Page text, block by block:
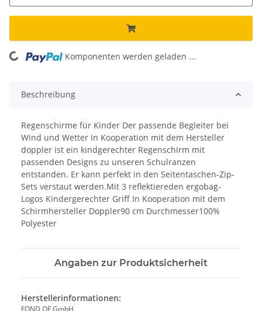
Loading... Komponenten werden geladen ...
Beschreibung
Regenschirme für Kinder Der passende Begleiter bei
Wind und Wetter In Kooperation mit dem Hersteller
doppler ist ein kindgerechter Regenschirm mit
passenden Designs zu unseren Schulranzen
entstanden. Er kann perfekt in den Seitentaschen-Zip-
Sets verstaut werden.Mit 3 reflektiereden ergobag-
Logos Kindergerechter Griff In Kooperation mit dem
Schirmhersteller Doppler90 cm Durchmesser100%
Polyester
Angaben zur Produktsicherheit
Herstellerinformationen:
FOND OF GmbH